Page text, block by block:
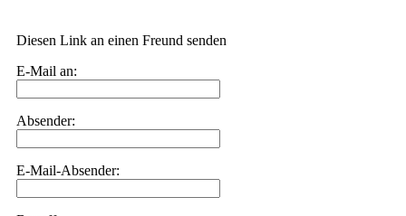
Diesen Link an einen Freund senden
E-Mail an:
Absender:
E-Mail-Absender: